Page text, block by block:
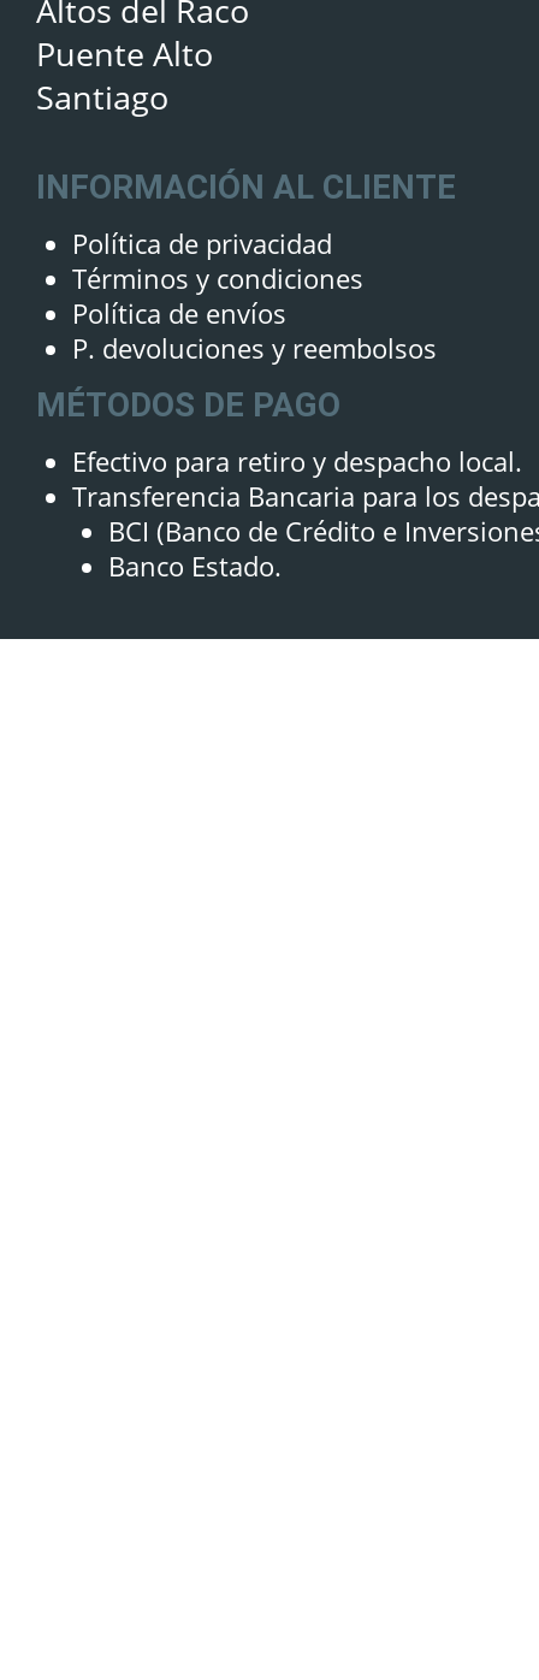
Altos del Raco
Puente Alto
Santiago
INFORMACIÓN AL CLIENTE
Política de privacidad
Términos y condiciones
Política de envíos
P. devoluciones y reembolsos
MÉTODOS DE PAGO
Efectivo para retiro y despacho local.
Transferencia Bancaria para los
BCI (Banco de Crédito e
Banco Estado.